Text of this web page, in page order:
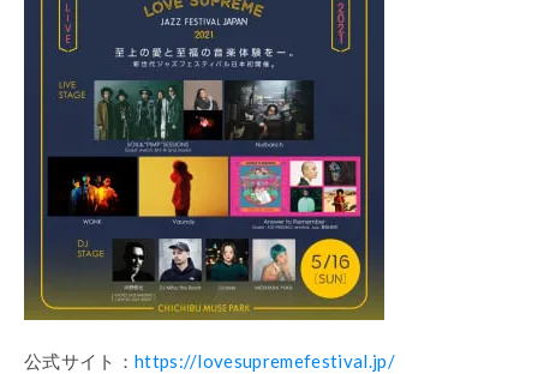
公式サイト： https://lovesupremefestival.jp/